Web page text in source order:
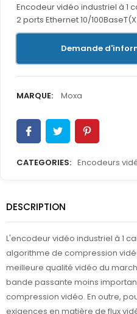
Encodeur vidéo industriel à 1
2 ports Ethernet 10/
Demande
MARQUE: Moxa
CATEGORIES: Encodeurs
DESCRIPTION
L'encodeur vidéo industriel à 1
algorithme de compression
meilleure qualité vidéo du
bande passante moins
compression vidéo. En outre,
exigences en matière de flux